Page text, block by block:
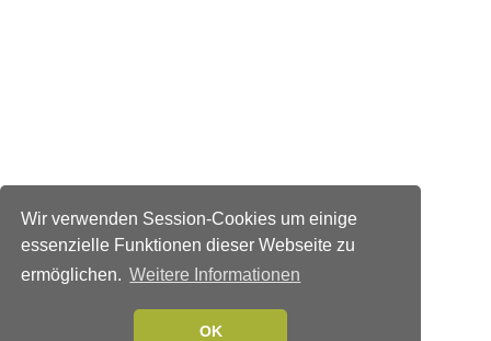
Wir verwenden Session-Cookies um einige
essenzielle Funktionen dieser Webseite zu
ermöglichen. Weitere Informationen
OK